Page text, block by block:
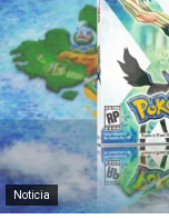
Noticia